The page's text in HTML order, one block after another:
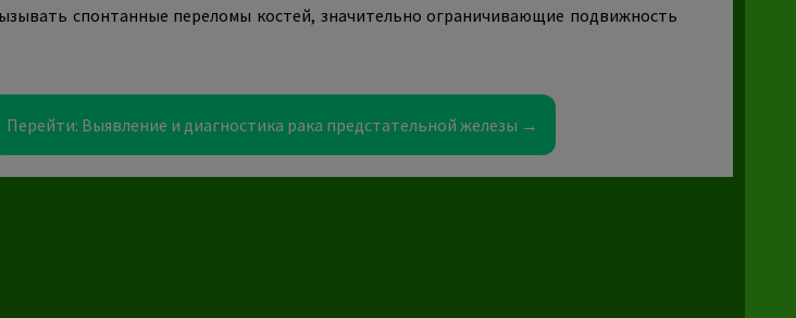
спонтанные переломы костей, значительно ограничивающие подвижность
Перейти: Выявление и диагностика рака предстательной железы →